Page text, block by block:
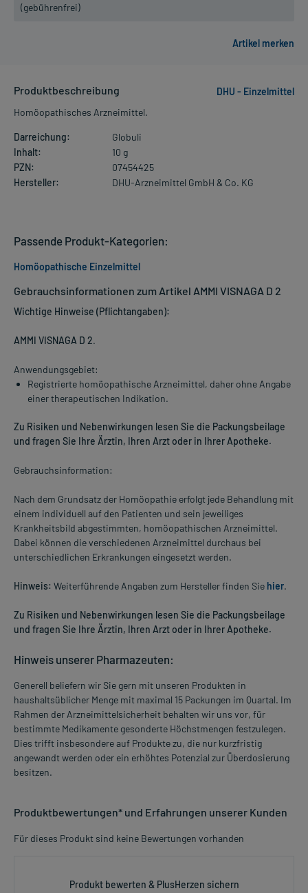
(gebührenfrei)
Produktbeschreibung
DHU - Einzelmittel
Homöopathisches Arzneimittel.
Darreichung:
Globuli
Inhalt:
10 g
PZN:
07454425
Hersteller:
DHU-Arzneimittel GmbH & Co. KG
Gebrauchsinformationen zum Artikel AMMI VISNAGA D 2
Wichtige Hinweise (Pflichtangaben):
AMMI VISNAGA D 2.
Anwendungsgebiet:
Registrierte homöopathische Arzneimittel, daher ohne Angabe
einer therapeutischen Indikation.
Zu Risiken und Nebenwirkungen lesen Sie die Packungsbeilage
und fragen Sie Ihre Ärztin, Ihren Arzt oder in Ihrer Apotheke.
Gebrauchsinformation:
Nach dem Grundsatz der Homöopathie erfolgt jede Behandlung mit
einem individuell auf den Patienten und sein jeweiliges
Krankheitsbild abgestimmten, homöopathischen Arzneimittel.
Dabei können die verschiedenen Arzneimittel durchaus bei
unterschiedlichen Erkrankungen eingesetzt werden.
Hinweis: Weiterführende Angaben zum Hersteller finden Sie hier.
Zu Risiken und Nebenwirkungen lesen Sie die Packungsbeilage
und fragen Sie Ihre Ärztin, Ihren Arzt oder in Ihrer Apotheke.
Hinweis unserer Pharmazeuten:
Generell beliefern wir Sie gern mit unseren Produkten in
haushaltsüblicher Menge mit maximal 15 Packungen im Quartal. Im
Rahmen der Arzneimittelsicherheit behalten wir uns vor, für
bestimmte Medikamente gesonderte Höchstmengen festzulegen.
Dies trifft insbesondere auf Produkte zu, die nur kurzfristig
angewandt werden oder ein erhöhtes Potenzial zur Überdosierung
besitzen.
Produktbewertungen* und Erfahrungen unserer Kunden
Für dieses Produkt sind keine Bewertungen vorhanden
Produkt bewerten & PlusHerzen sichern
Passende Produkt-Kategorien:
Homöopathische Einzelmittel